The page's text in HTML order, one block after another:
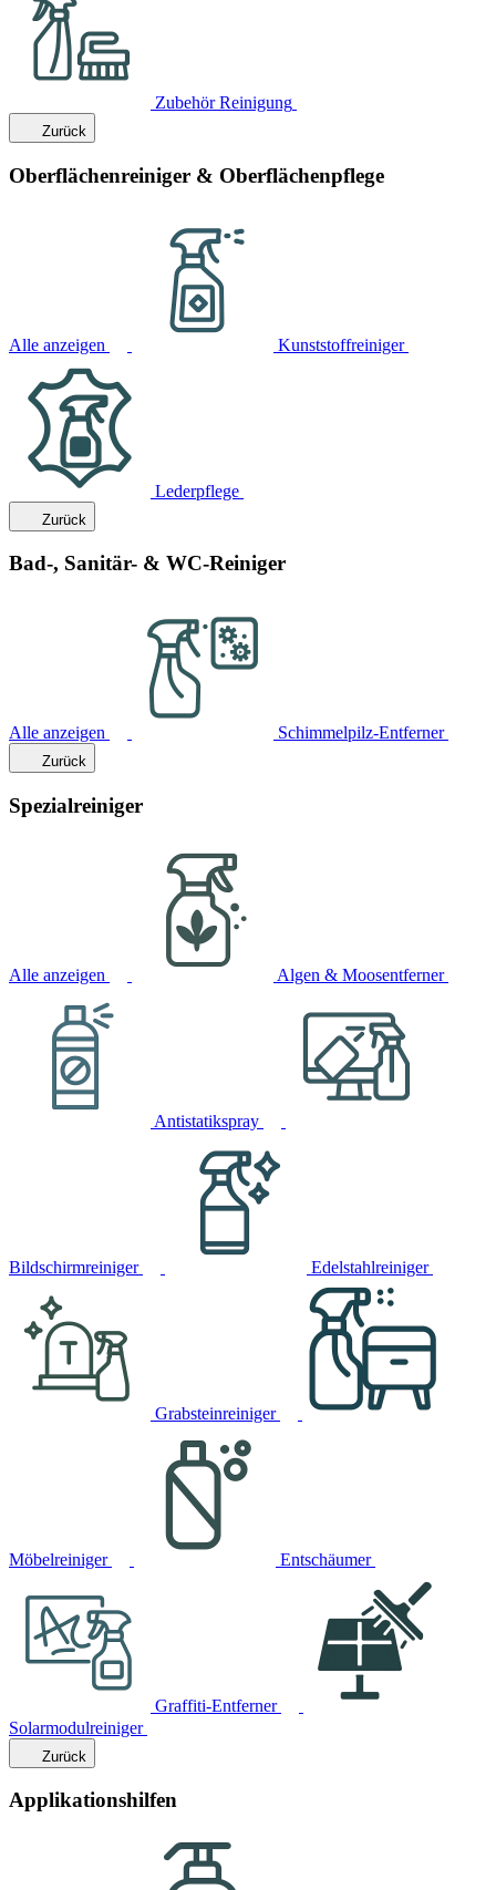
Zubehör Reinigung
Zurück
Oberflächenreiniger & Oberflächenpflege
Alle anzeigen Kunststoffreiniger
Lederpflege
Zurück
Bad-, Sanitär- & WC-Reiniger
Alle anzeigen Schimmelpilz-Entferner
Zurück
Spezialreiniger
Alle anzeigen Algen & Moosentferner
Antistatikspray
Bildschirmreiniger Edelstahlreiniger
Grabsteinreiniger
Möbelreiniger Entschäumer
Graffiti-Entferner
Solarmodulreiniger
Zurück
Applikationshilfen